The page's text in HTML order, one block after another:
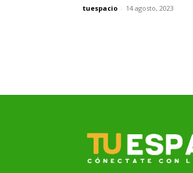
tuespacio - 14 agosto, 2023